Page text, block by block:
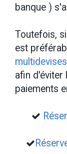
banque )
Toutefois,
est
afin d'éviter
paiements